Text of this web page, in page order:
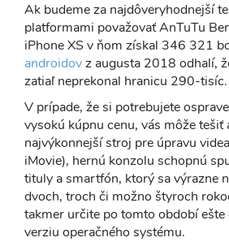
Ak budeme za najdôveryhodnejší
platformami považovať AnTuTu
iPhone XS v ňom získal 346 321
androidovz augusta 2018 odhalí,
zatiaľ neprekonal hranicu 290-tisíc.
V prípade, že si potrebujete
vysokú kúpnu cenu, vás môže tešiť
najvýkonnejší stroj pre úpravu
iMovie), hernú konzolu schopnú
tituly a smartfón, ktorý sa výrazne
dvoch, troch či možno štyroch
takmer určite po tomto období ešte
verziu operačného systému.